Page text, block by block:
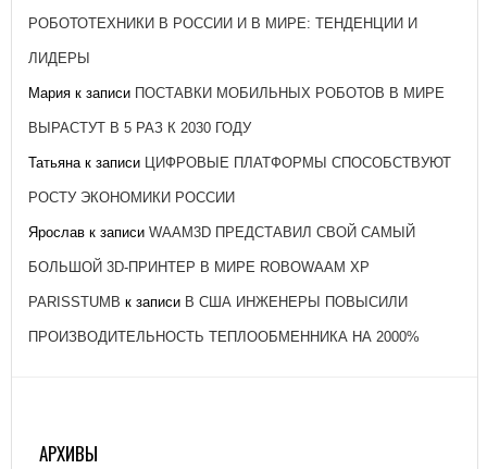
РОБОТОТЕХНИКИ В РОССИИ И В МИРЕ: ТЕНДЕНЦИИ И
ЛИДЕРЫ
Мария к записи ПОСТАВКИ МОБИЛЬНЫХ РОБОТОВ В МИРЕ
ВЫРАСТУТ В 5 РАЗ К 2030 ГОДУ
Татьянак записи ЦИФРОВЫЕ ПЛАТФОРМЫ СПОСОБСТВУЮТ
РОСТУ ЭКОНОМИКИ РОССИИ
Ярослав к записи WAAM3D ПРЕДСТАВИЛ СВОЙ САМЫЙ
БОЛЬШОЙ 3D-ПРИНТЕР В МИРЕ ROBOWAAM XP
PARISSTUMB к записи В США ИНЖЕНЕРЫ ПОВЫСИЛИ
ПРОИЗВОДИТЕЛЬНОСТЬ ТЕПЛООБМЕННИКА НА 2000%
АРХИВЫ